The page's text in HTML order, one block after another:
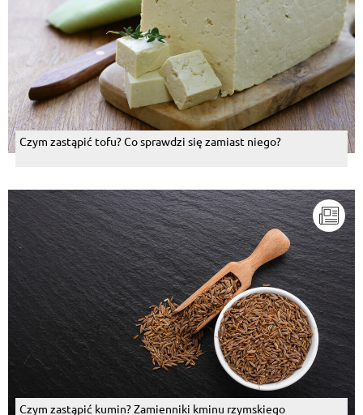
Czym zastąpić tofu? Co sprawdzi się zamiast niego?
Czym zastąpić kumin? Zamienniki kminu rzymskiego